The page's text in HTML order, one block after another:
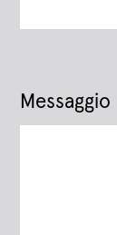
Messaggio